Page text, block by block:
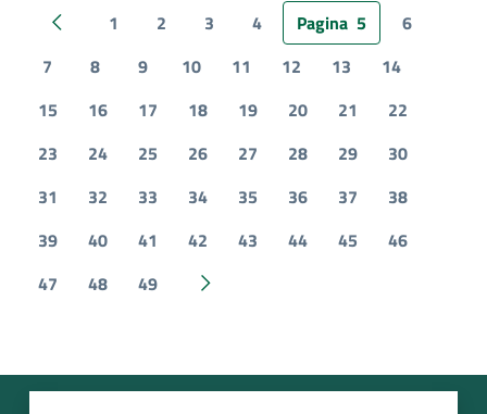
Pagina precedente
1 2 3 4 Pagina 5
6
7
8 9 10 11 12 13
14
15
16 17 18 19 20 21
22
23
24 25 26 27 28 29
30
31
32 33 34 35 36 37
38
39
40 41 42 43 44 45
46
47
48 49 Pagina successiva